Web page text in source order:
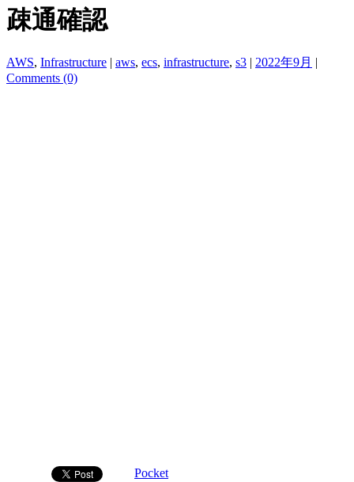
疎通確認
AWS, Infrastructure | aws, ecs, infrastructure, s3 | 2022年9月 |
Comments (0)
Pocket